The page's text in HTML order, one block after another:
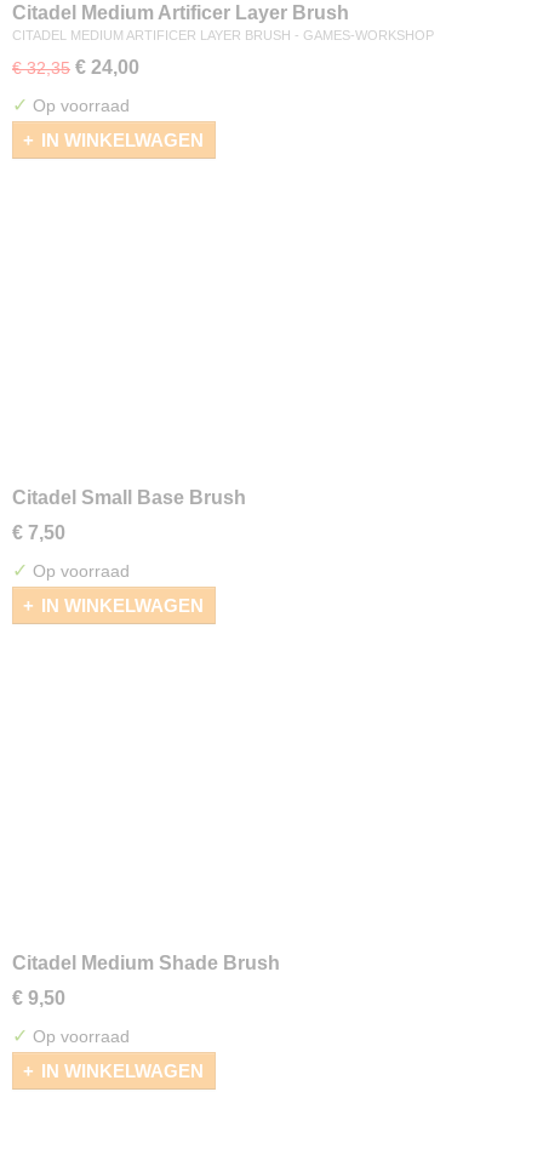
Citadel Medium Artificer Layer Brush
CITADEL MEDIUM ARTIFICER LAYER BRUSH - GAMES-WORKSHOP
€ 32,35 € 24,00
✓ Op voorraad
IN WINKELWAGEN
Citadel Small Base Brush
€ 7,50
✓ Op voorraad
IN WINKELWAGEN
Citadel Medium Shade Brush
€ 9,50
✓ Op voorraad
IN WINKELWAGEN